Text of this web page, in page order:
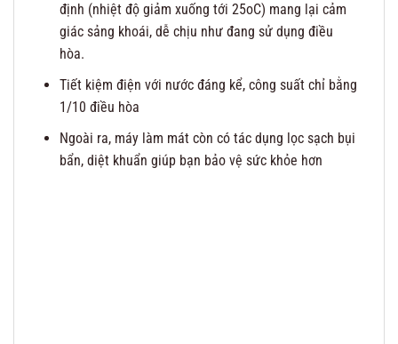
định (nhiệt độ giảm xuống tới 25oC) mang lại cảm
giác sảng khoái, dễ chịu như đang sử dụng điều
hòa.
Tiết kiệm điện với nước đáng kể, công suất chỉ bằng
1/10 điều hòa
Ngoài ra, máy làm mát còn có tác dụng lọc sạch bụi
bẩn, diệt khuẩn giúp bạn bảo vệ sức khỏe hơn